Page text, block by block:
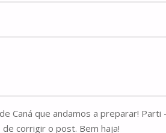
Caná que andamos a preparar!
corrigir o post. Bem haja!